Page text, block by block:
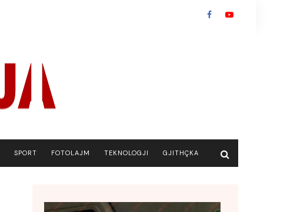
SPORT FOTOLAJM TEKNOLOGJI GJITHÇKA